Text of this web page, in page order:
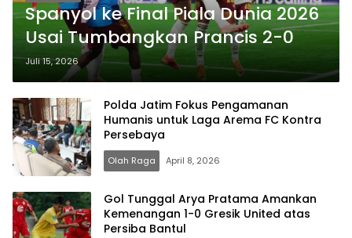
Spanyol ke Final Piala Dunia 2026
Usai Tumbangkan Prancis 2-0
Juli 15, 2026
Polda Jatim Fokus Pengamanan
Humanis untuk Laga Arema FC Kontra
Persebaya
Olah Raga April 8, 2026
Gol Tunggal Arya Pratama Amankan
Kemenangan 1-0 Gresik United atas
Persiba Bantul